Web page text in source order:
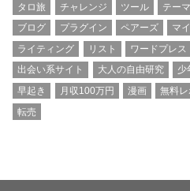
タロ旅
チャレンジ ツール テーマ
ブログ
プラグイン ペアーズ マ
ライティング
リスト ワードプレス
出会い系サイト
大人の自由研究 少
早起き
月収100万円 漫画 無料レ
転売